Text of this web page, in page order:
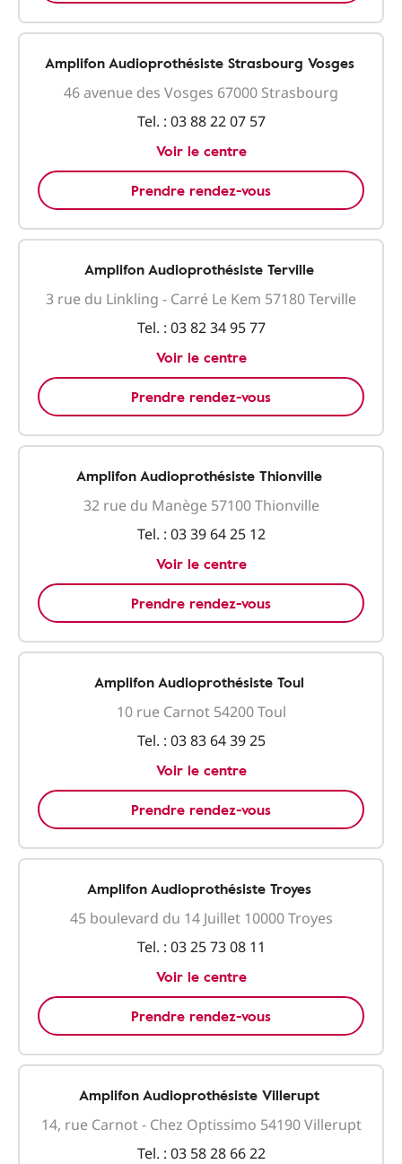
Amplifon Audioprothésiste Strasbourg Vosges
46 avenue des Vosges 67000 Strasbourg
Tel. : 03 88 22 07 57
Voir le centre
Prendre rendez-vous
Amplifon Audioprothésiste Terville
3 rue du Linkling - Carré Le Kem 57180 Terville
Tel. : 03 82 34 95 77
Voir le centre
Prendre rendez-vous
Amplifon Audioprothésiste Thionville
32 rue du Manège 57100 Thionville
Tel. : 03 39 64 25 12
Voir le centre
Prendre rendez-vous
Amplifon Audioprothésiste Toul
10 rue Carnot 54200 Toul
Tel. : 03 83 64 39 25
Voir le centre
Prendre rendez-vous
Amplifon Audioprothésiste Troyes
45 boulevard du 14 Juillet 10000 Troyes
Tel. : 03 25 73 08 11
Voir le centre
Prendre rendez-vous
Amplifon Audioprothésiste Villerupt
14, rue Carnot - Chez Optissimo 54190 Villerupt
Tel. : 03 58 28 66 22